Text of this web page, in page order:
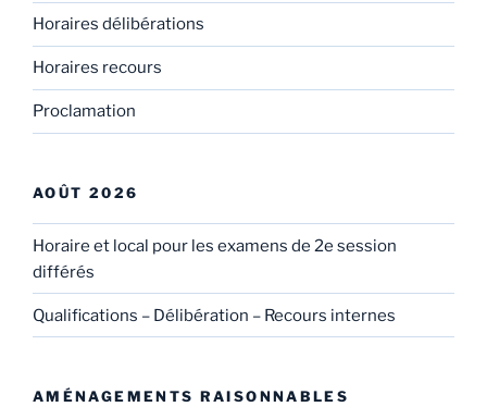
Horaires délibérations
Horaires recours
Proclamation
AOÛT 2026
Horaire et local pour les examens de 2e session
différés
Qualifications – Délibération – Recours internes
AMÉNAGEMENTS RAISONNABLES